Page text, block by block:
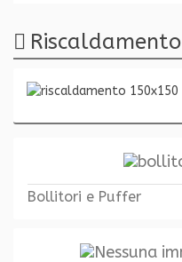
Riscaldamento
Bollitori e Puffer